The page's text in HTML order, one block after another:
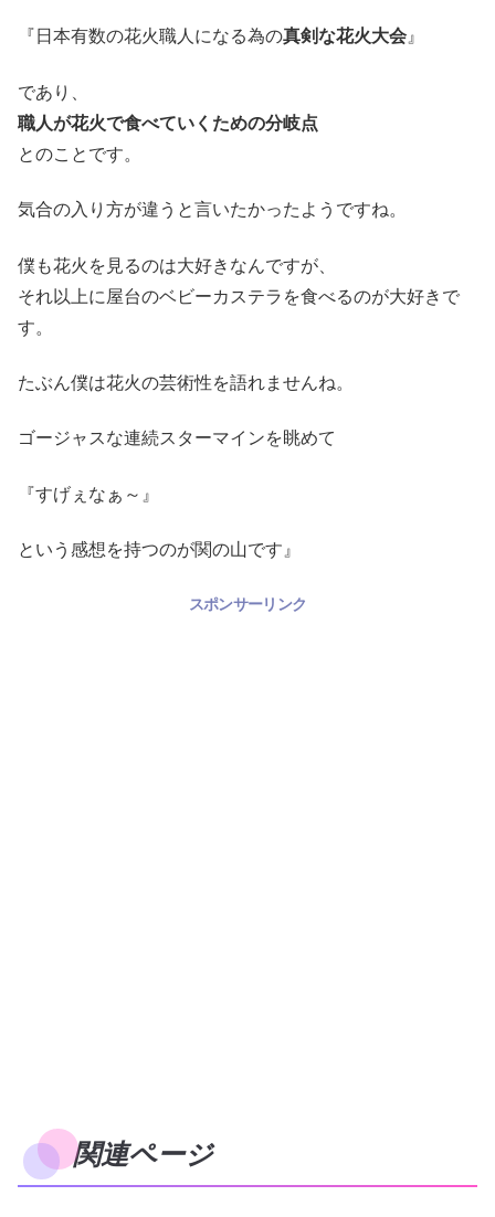
『日本有数の花火職人になる為の真剣な花火大会』
であり、
職人が花火で食べていくための分岐点
とのことです。
気合の入り方が違うと言いたかったようですね。
僕も花火を見るのは大好きなんですが、
それ以上に屋台のベビーカステラを食べるのが大好きで
す。
たぶん僕は花火の芸術性を語れませんね。
ゴージャスな連続スターマインを眺めて
『すげぇなぁ～』
という感想を持つのが関の山です』
スポンサーリンク
関連ページ